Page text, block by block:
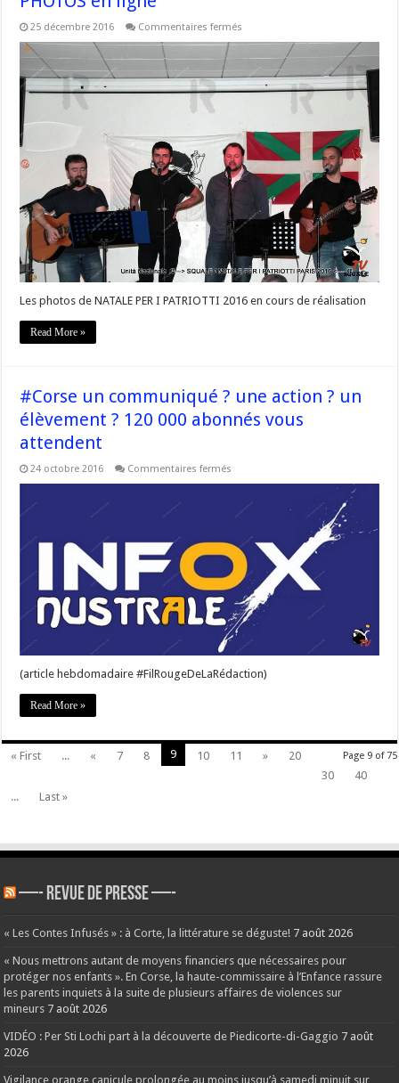
25 décembre 2016 Commentaires fermés
NATALE
I
PATRIOTTI
PHOTOS
en
ligne
Les photos de NATALE PER I PATRIOTTI 2016 en cours de réalisation
Read More »
#Corse un communiqué ? une action ? un
élèvement ? 120 000 abonnés vous
attendent
24 octobre 2016 Commentaires fermés
action
?
un
élèvement
?
120
000
abonnés
vous
attendent
(article hebdomadaire #FilRougeDeLaRédaction)
Read More »
Page 9 of 75
« First ... « 7 8 9 10 11 »
20
30
40
...
Last »
—- REVUE DE PRESSE —-
« Les Contes Infusés » : à Corte, la littérature se déguste! 7 août 2026
« Nous mettrons autant de moyens financiers que nécessaires pour
protéger nos enfants ». En Corse, la haute-commissaire à l’Enfance rassure
les parents inquiets à la suite de plusieurs affaires de violences sur
mineurs 7 août 2026
VIDÉO : Per Sti Lochi part à la découverte de Piedicorte-di-Gaggio 7 août
2026
Vigilance orange canicule prolongée au moins jusqu’à samedi minuit sur